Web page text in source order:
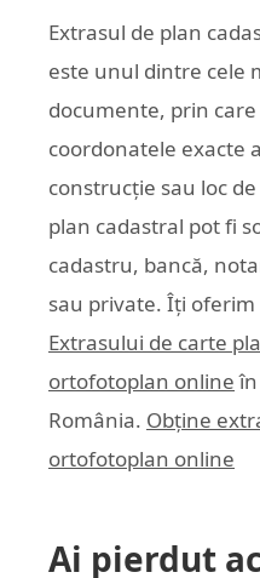
Extrasul de plan
este unul dintre cele
documente, prin
coordonatele exacte
construcție sau loc
plan cadastral pot fi
cadastru, bancă,
sau private. Îți
Extrasului de carte
ortofotoplan online
România. Obține
ortofotoplan online
Ai pierdut